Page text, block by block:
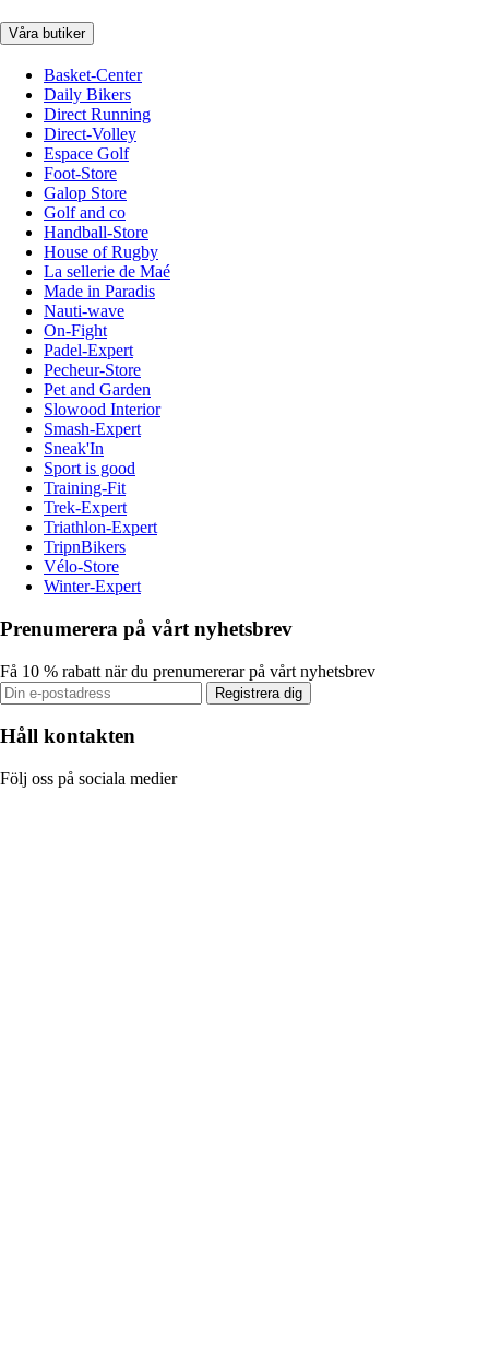
Våra butiker
Basket-Center
Daily Bikers
Direct Running
Direct-Volley
Espace Golf
Foot-Store
Galop Store
Golf and co
Handball-Store
House of Rugby
La sellerie de Maé
Made in Paradis
Nauti-wave
On-Fight
Padel-Expert
Pecheur-Store
Pet and Garden
Slowood Interior
Smash-Expert
Sneak'In
Sport is good
Training-Fit
Trek-Expert
Triathlon-Expert
TripnBikers
Vélo-Store
Winter-Expert
Prenumerera på vårt nyhetsbrev
Få 10 % rabatt när du prenumererar på vårt nyhetsbrev
Registrera dig
Håll kontakten
Följ oss på sociala medier